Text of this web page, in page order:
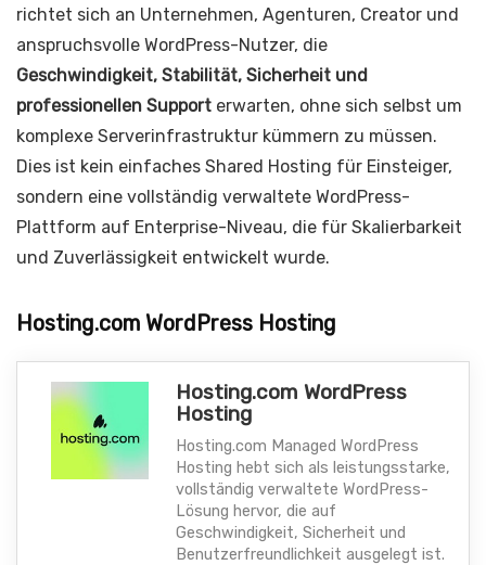
richtet sich an Unternehmen, Agenturen, Creator und
anspruchsvolle WordPress-Nutzer, die
Geschwindigkeit, Stabilität, Sicherheit und
professionellen Support erwarten, ohne sich selbst um
komplexe Serverinfrastruktur kümmern zu müssen.
Dies ist kein einfaches Shared Hosting für Einsteiger,
sondern eine vollständig verwaltete WordPress-
Plattform auf Enterprise-Niveau, die für Skalierbarkeit
und Zuverlässigkeit entwickelt wurde.
Hosting.com WordPress Hosting
Hosting.com WordPress
Hosting
Hosting.com Managed WordPress
Hosting hebt sich als leistungsstarke,
vollständig verwaltete WordPress-
Lösung hervor, die auf
Geschwindigkeit, Sicherheit und
Benutzerfreundlichkeit ausgelegt ist.